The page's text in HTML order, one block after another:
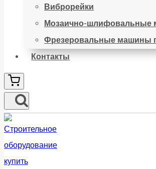
Виброрейки
Мозаично-шлифовальные
Фрезеровальные машины
Контакты